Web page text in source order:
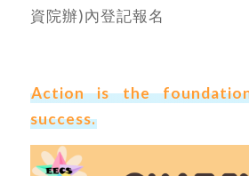
資院辦)內登記報名
Action is the
success.